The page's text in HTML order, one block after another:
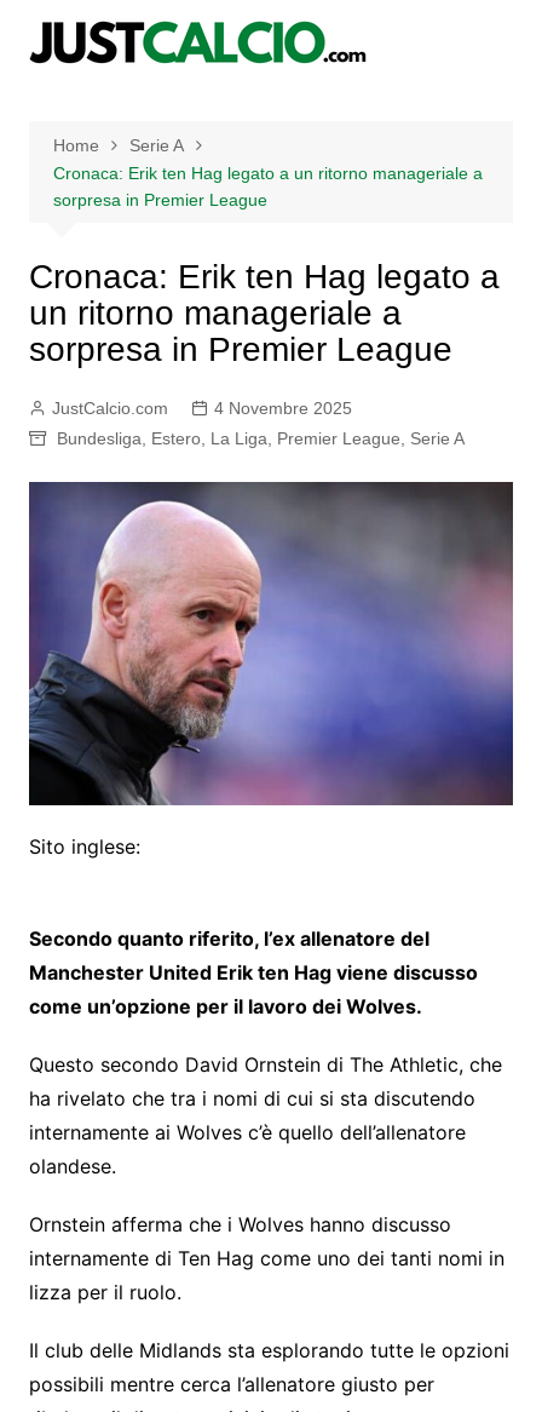
Home
Serie A
Cronaca: Erik ten Hag legato a un ritorno manageriale a
sorpresa in Premier League
Cronaca: Erik ten Hag legato a
un ritorno manageriale a
sorpresa in Premier League
JustCalcio.com
4 Novembre 2025
Bundesliga
Estero, La Liga Premier League Serie A
Sito inglese:
Secondo quanto riferito, l’ex allenatore del
Manchester United Erik ten Hag viene discusso
come un’opzione per il lavoro dei Wolves.
Questo secondo David Ornstein di The Athletic, che
ha rivelato che tra i nomi di cui si sta discutendo
internamente ai Wolves c’è quello dell’allenatore
olandese.
Ornstein afferma che i Wolves hanno discusso
internamente di Ten Hag come uno dei tanti nomi in
lizza per il ruolo.
Il club delle Midlands sta esplorando tutte le opzioni
possibili mentre cerca l’allenatore giusto per